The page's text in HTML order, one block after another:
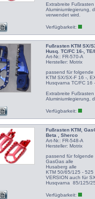
Extrabreite
Aluminiumlegierung,
verwendet wird.
Verfügbarkeit:
Fußrasten KTM SX/
Husq. TC/FC 16-, TE/
Art-Nr.: FR-570-A
Hersteller: Motrix
passend für folgende
KTM SX/SX-F 16 -,
Husqvarna TC/FC 16
Extrabreite
Aluminiumlegierung,
Verfügbarkeit:
Fußrasten KTM,
Beta , Sherco
Art-Nr.: FR-548-A
Hersteller: Motrix
passend für folgende
GasGas alle
Husaberg alle
KTM 50/65/125 -
VERSION auch für
Husqvarna 85/125/
Verfügbarkeit: